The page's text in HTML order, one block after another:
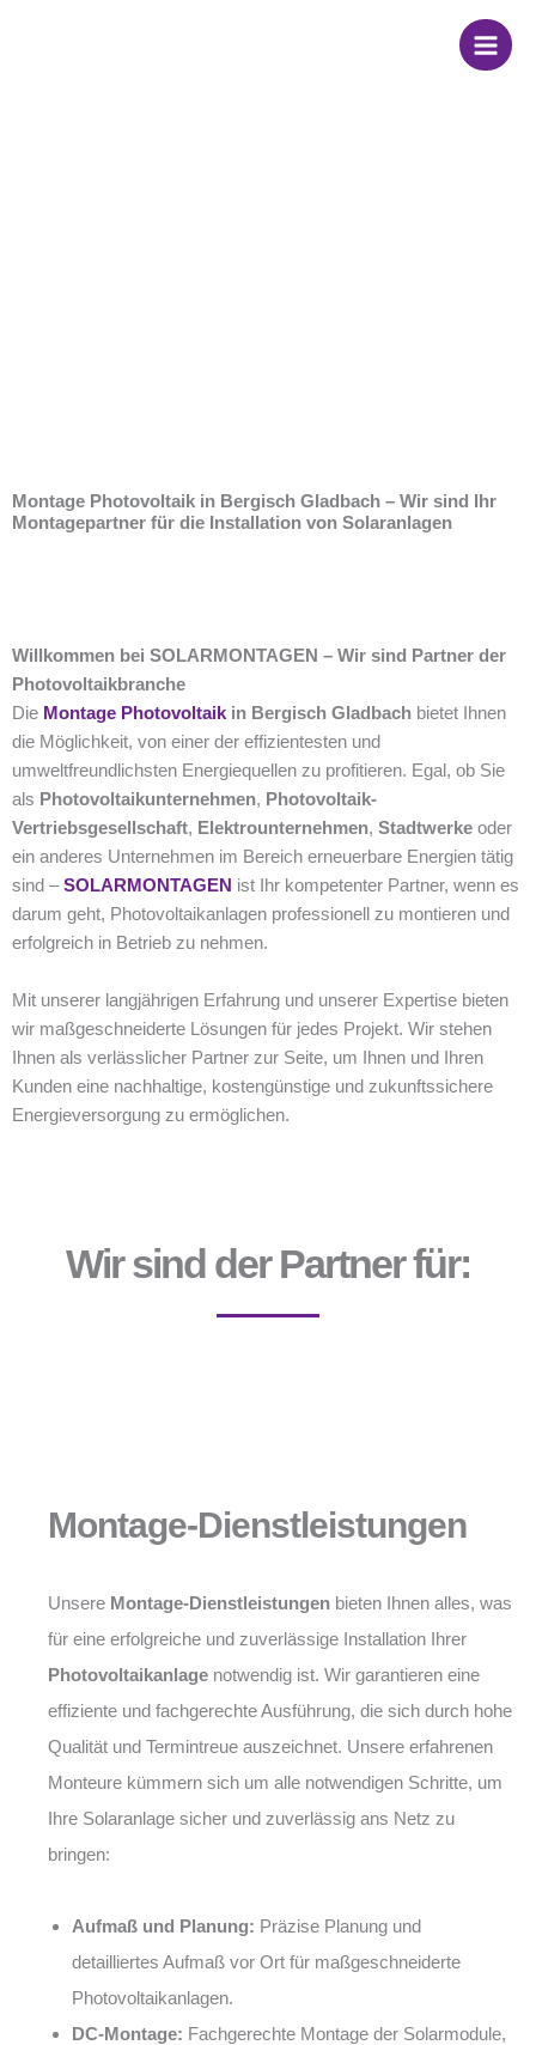
Montage Photovoltaik in Bergisch Gladbach – Wir sind Ihr
Montagepartner für die Installation von Solaranlagen
Willkommen bei SOLARMONTAGEN – Wir sind Partner der
Photovoltaikbranche
Die Montage Photovoltaik in Bergisch Gladbach bietet Ihnen
die Möglichkeit, von einer der effizientesten und
umweltfreundlichsten Energiequellen zu profitieren. Egal, ob Sie
als Photovoltaikunternehmen, Photovoltaik-
Vertriebsgesellschaft, Elektrounternehmen, Stadtwerke oder
ein anderes Unternehmen im Bereich erneuerbare Energien tätig
sind –SOLARMONTAGEN ist Ihr kompetenter Partner, wenn es
darum geht, Photovoltaikanlagen professionell zu montieren und
erfolgreich in Betrieb zu nehmen.
Mit unserer langjährigen Erfahrung und unserer Expertise bieten
wir maßgeschneiderte Lösungen für jedes Projekt. Wir stehen
Ihnen als verlässlicher Partner zur Seite, um Ihnen und Ihren
Kunden eine nachhaltige, kostengünstige und zukunftssichere
Energieversorgung zu ermöglichen.
Wir sind der Partner für:
Montage-Dienstleistungen
Unsere Montage-Dienstleistungen bieten Ihnen alles, was
für eine erfolgreiche und zuverlässige Installation Ihrer
Photovoltaikanlage notwendig ist. Wir garantieren eine
effiziente und fachgerechte Ausführung, die sich durch hohe
Qualität und Termintreue auszeichnet. Unsere erfahrenen
Monteure kümmern sich um alle notwendigen Schritte, um
Ihre Solaranlage sicher und zuverlässig ans Netz zu
bringen:
Aufmaß und Planung: Präzise Planung und
detailliertes Aufmaß vor Ort für maßgeschneiderte
Photovoltaikanlagen.
DC-Montage: Fachgerechte Montage der Solarmodule,